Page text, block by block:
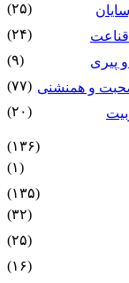
(۲۵)
(۲۴)
پیرى
(۹)
و همنشنى (۷۷)
(۲۰)
(۱۳۶)
(۱)
(۱۳۵)
(۳۲)
(۲۵)
(۱۶)